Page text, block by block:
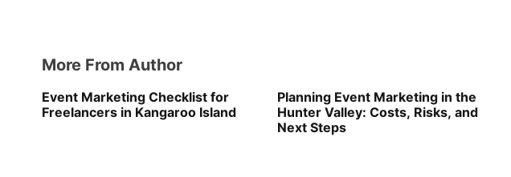
More From Author
Event Marketing Checklist for
Freelancers in Kangaroo Island
Planning Event Marketing in the
Hunter Valley: Costs, Risks, and
Next Steps